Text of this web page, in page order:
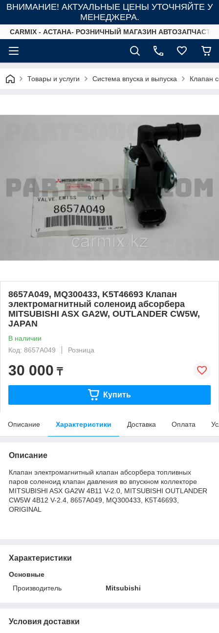
ВНИМАНИЕ! АКТУАЛЬНЫЕ ЦЕНЫ УТОЧНЯЙТЕ У
МЕНЕДЖЕРА.
СARMIX - АСТАНА- РОЗНИЧНЫЙ МАГАЗИН
Товары и услуги Система впуска и выпуска Клапан
8657A049, MQ300433, K5T46693 Клапан
электромагнитный соленоид абсорбера
MITSUBISHI ASX GA2W, OUTLANDER CW5W,
JAPAN
В наличии
Код: 8657A049
Розница
30 000 ₸
Купить
Описание Характеристики Доставка Оплата
Описание
Клапан электромагнитный клапан абсорбера топливных
паров соленоид клапан давления во впускном коллекторе
MITSUBISHI ASX GA2W 4B11 V-2.0, MITSUBISHI OUTLANDER
CW5W 4B12 V-2.4, 8657A049, MQ300433, K5T46693,
ORIGINAL
Характеристики
Основные
Производитель
Mitsubishi
Условия доставки